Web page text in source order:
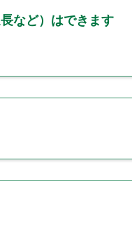
など）はできます